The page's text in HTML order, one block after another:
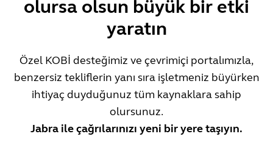
olursa olsun büyük bir etki
yaratın
Özel KOBİ desteğimiz ve çevrimiçi portalımızla,
benzersiz tekliflerin yanı sıra işletmeniz büyürken
ihtiyaç duyduğunuz tüm kaynaklara sahip
olursunuz.
Jabra ile çağrılarınızı yeni bir yere taşıyın.